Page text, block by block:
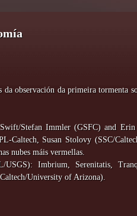
da observación da primeira tormenta
Stefan Immler (GSFC) and
Caltech, Susan Stolovy (SSC/
nubes máis vermellas.
Imbrium, Serenitatis,
University of Arizona).